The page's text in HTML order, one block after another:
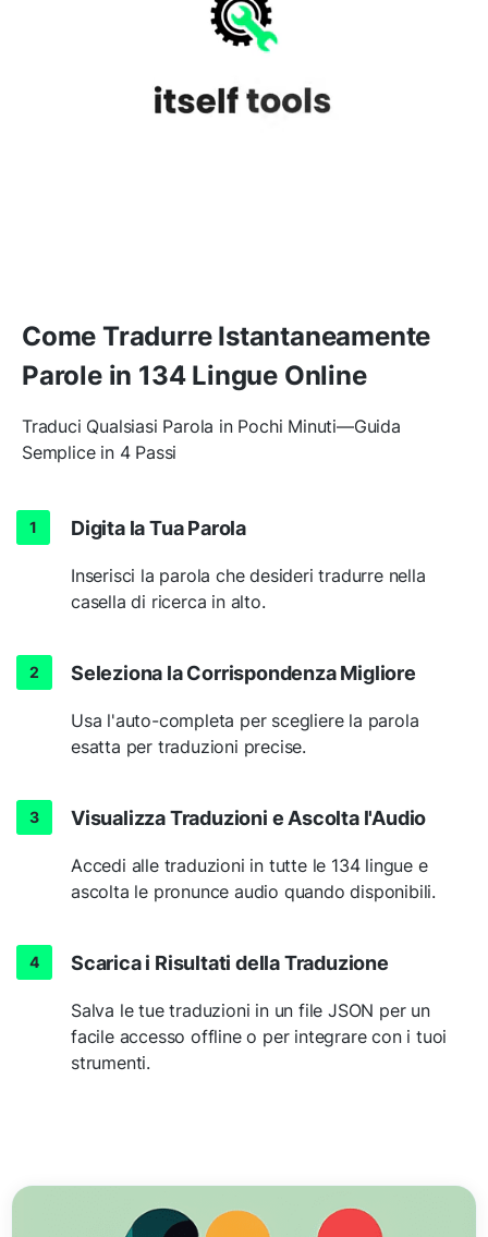
Come Tradurre Istantaneamente
Parole in 134 Lingue Online
Traduci Qualsiasi Parola in Pochi Minuti—Guida
Semplice in 4 Passi
Digita la Tua Parola
Inserisci la parola che desideri tradurre nella
casella di ricerca in alto.
Seleziona la Corrispondenza Migliore
Usa l'auto-completa per scegliere la parola
esatta per traduzioni precise.
Visualizza Traduzioni e Ascolta l'Audio
Accedi alle traduzioni in tutte le 134 lingue e
ascolta le pronunce audio quando disponibili.
Scarica i Risultati della Traduzione
Salva le tue traduzioni in un file JSON per un
facile accesso offline o per integrare con i tuoi
strumenti.